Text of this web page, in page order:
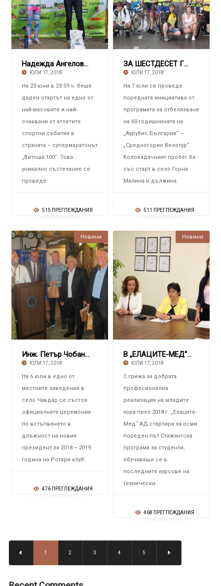
Надежда Ангелова преодоля за десет часа 100 к
ЮЛИ 17, 2018
На 23 юни в 23:59 ч. беше
даден стартът на едно от
най-масовите и най-
очаквани от атлетите
спортни събития в
страната – супермаратонът
„Витоша 100”. Това
уникално състезание се
проведе.
515 ПРЕГЛЕЖДАНИЯ
ЗА ШЕСТДЕСЕТ ГОДИНИ НА „АУРУБИС БЪЛГАРИЯ“ Ш
ЮЛИ 17, 2018
На 7 юли се проведе
поредната инициатива от
програмата за отбелязване
на 60-годишнината на
„Аурубис България“ –
„Средногорие Велотур“.
Колоездачният пробег бе
със старт в село Горна
Малина и дължина.
511 ПРЕГЛЕЖДАНИЯ
Новини
Инж. Петър Чобанов и Любов Станулова застанах
ЮЛИ 17, 2018
На 6 юли в едно от
местните заведения в
село Чавдар се състоя
официалната церемония
по встъпването в
длъжност на новия
президент за 2018 – 2019
година на Ротари клуб.
476 ПРЕГЛЕЖДАНИЯ
Новини
В „ЕЛАЦИТЕ-МЕД“ АД Грижа за младите хора – ля
ЮЛИ 17, 2018
С грижа за добрата
професионална
реализация на младите
хора през 2018 г. „Елаците-
Мед“ АД стартира за осми
пореден път Стажантска
програма за студенти,
обучаващи се в
последните курсове на
технически.
468 ПРЕГЛЕЖДАНИЯ
1 2 3 4 5